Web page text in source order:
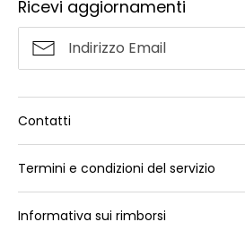
Ricevi aggiornamenti
Contatti
Termini e condizioni del servizio
Informativa sui rimborsi